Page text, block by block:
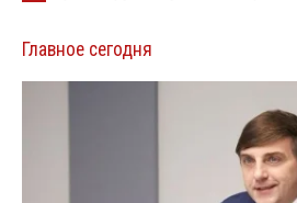
Главное сегодня